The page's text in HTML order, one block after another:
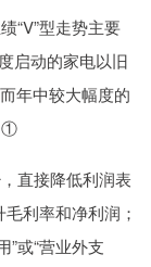
“V”型走势主要
启动的家电以旧
年中较大幅度的
①
直接降低利润表
利率和净利润；
”或“营业外支